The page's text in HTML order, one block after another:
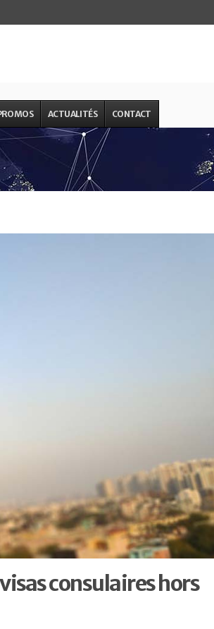
ACTUALITÉS CONTACT
consulaires hors